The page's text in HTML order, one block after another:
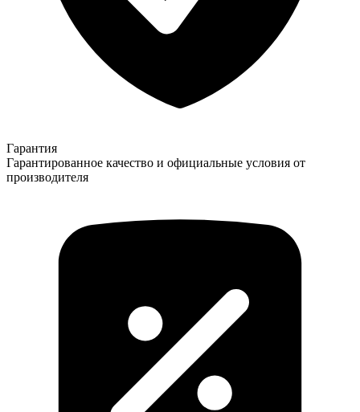
Гарантия
Гарантированное качество и официальные условия от
производителя